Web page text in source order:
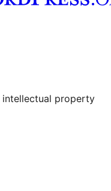
de Tumblr
intellectual property